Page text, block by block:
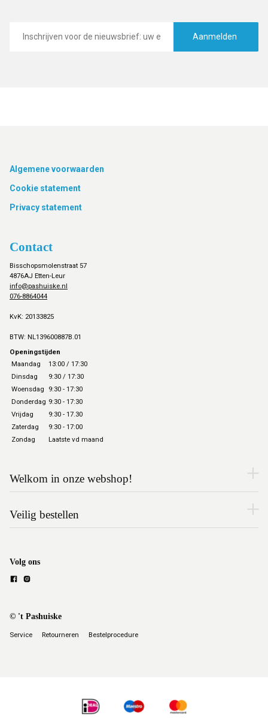
mailadres
Aanmelden
Footer
Algemene voorwaarden
Cookie statement
Privacy statement
Contact
Bisschopsmolenstraat 57
4876AJ Etten-Leur
info@pashuiske.nl
076-8864044
KvK: 20133825
BTW: NL139600887B.01
Openingstijden
Maandag
13:00 / 17:30
Dinsdag
9:30 / 17:30
Woensdag
9:30 - 17:30
Donderdag 9:30 - 17:30
Vrijdag
9:30 - 17.30
Zaterdag
9:30 - 17:00
Zondag
Laatste vd maand
Welkom in onze webshop!
Veilig bestellen
Volg ons
© 't Pashuiske
Service Retourneren Bestelprocedure